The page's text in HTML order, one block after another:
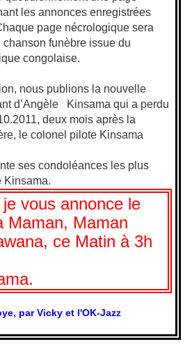
les annonces enregistrées
page nécrologique sera
funèbre issue du
congolaise.
nous publions la nouvelle
d’Angèle Kinsama qui a perdu
deux mois après la
le colonel pilote Kinsama
ses condoléances les plus
Kinsama.
vous annonce le
Maman, Maman
ce Matin à 3h
par Vicky et l'OK-Jazz